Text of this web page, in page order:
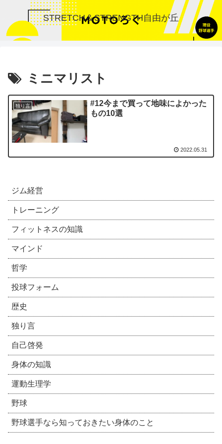
STRETCH＆STRENGTH自由が丘
ミニマリスト
独り言
#12今まで買って地味によかった
もの10選
2022.05.31
ジム経営
トレーニング
フィットネスの知識
マインド
哲学
投球フォーム
歴史
独り言
自己啓発
身体の知識
運動生理学
野球
野球選手なら知っておきたい身体のこと